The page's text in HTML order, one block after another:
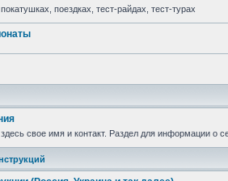
поездках, тест-райдах, тест-турах
свое имя и контакт. Раздел для информации о